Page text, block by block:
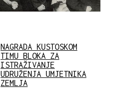
NAGRADA KUSTOSKOM
TIMU BLOKA ZA
ISTRAŽIVANJE
UDRUŽENJA UMJETNIKA
ZEMLJA